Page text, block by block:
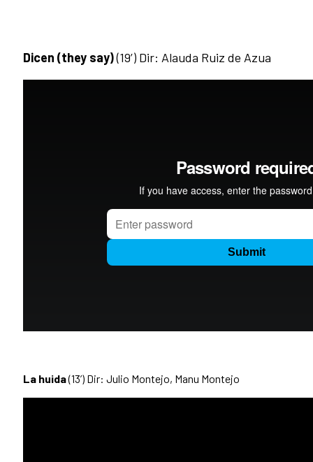
Dicen (they say)(19’) Dir: Alauda Ruiz de Azua
La huida(13’) Dir: Julio Montejo, Manu Montejo